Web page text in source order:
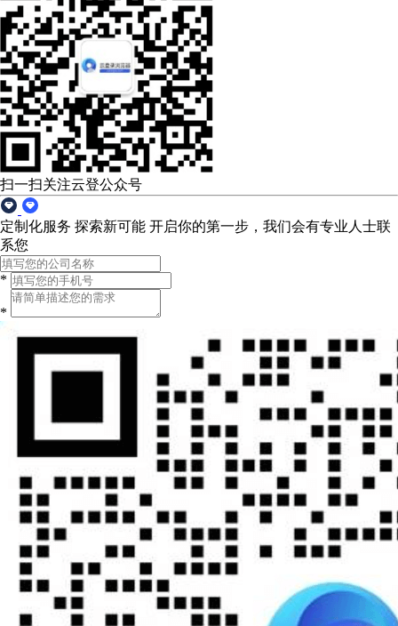
扫一扫关注云登公众号
定制化服务 探索新可能 开启你的第一步，我们会有专业人士联
系您
*
*